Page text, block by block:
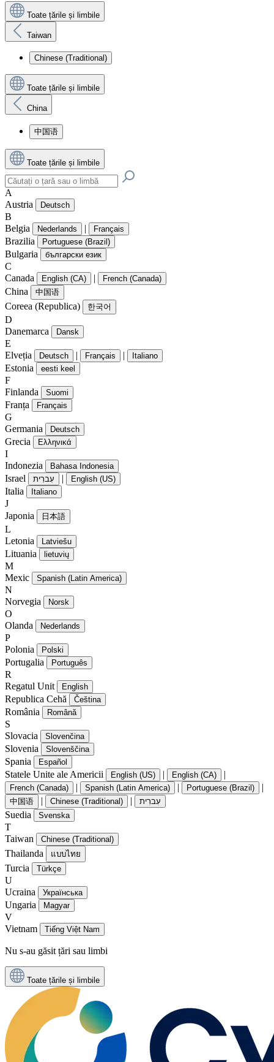
Toate țările și limbile
Taiwan
Chinese (Traditional)
Toate țările și limbile
China
中国语
Toate țările și limbile
A
Austria
Deutsch
B
Belgia
Nederlands | Français
Brazilia Portuguese (Brazil)
Bulgaria български език
C
Canada
English (CA) | French (Canada)
China 中国语
Coreea (Republica) 한국어
D
Danemarca
Dansk
E
Elveția
Deutsch | Français | Italiano
Estonia eesti keel
F
Finlanda
Suomi
Franța Français
G
Germania
Deutsch
Grecia Ελληνικά
I
Indonezia
Bahasa Indonesia
Israel עִברִית | English (US)
Italia Italiano
J
Japonia
日本語
L
Letonia
Latviešu
Lituania lietuvių
M
Mexic
Spanish (Latin America)
N
Norvegia
Norsk
O
Olanda
Nederlands
P
Polonia
Polski
Portugalia Português
R
Regatul Unit
English
Republica Cehă Čeština
România Română
S
Slovacia
Slovenčina
Slovenia Slovenščina
Spania Español
Statele Unite ale Americii English (US) | English (CA) |
French (Canada) | Spanish (Latin America) | Portuguese (Brazil) |
中国语 | Chinese (Traditional) | עִברִית
Suedia Svenska
T
Taiwan
Chinese (Traditional)
Thailanda แบบไทย
Turcia Türkçe
U
Ucraina
Українська
Ungaria Magyar
V
Vietnam
Tiếng Việt Nam
Nu s-au găsit țări sau limbi
Toate țările și limbile